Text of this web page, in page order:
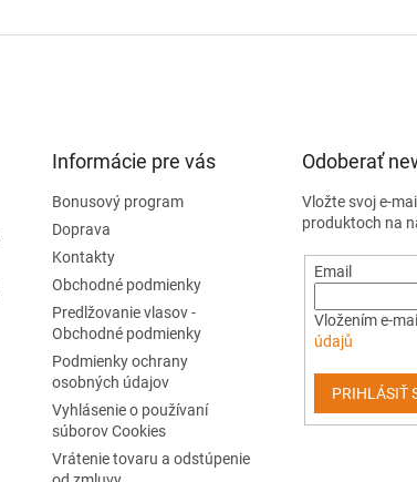
Informácie pre vás
Bonusový program
Doprava
Kontakty
Obchodné podmienky
Predlžovanie vlasov -
Obchodné podmienky
Podmienky ochrany
osobných údajov
Vyhlásenie o používaní
súborov Cookies
Vrátenie tovaru a odstúpenie
Odoberať
Vložte svoj e-
produktoch na
Email
Vložením e-
údajů
PRIHLÁSIŤ